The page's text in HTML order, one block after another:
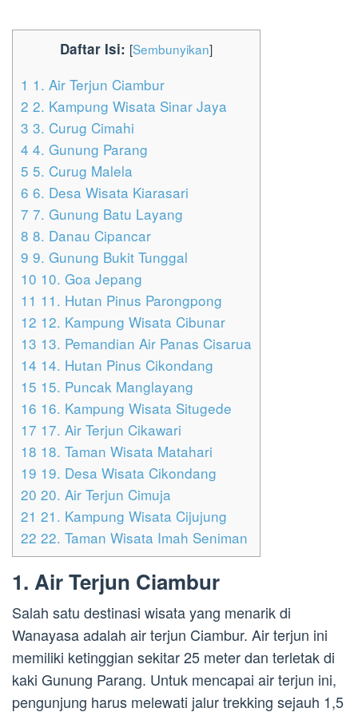
Daftar Isi: [Sembunyikan]
1 1. Air Terjun Ciambur
2 2. Kampung Wisata Sinar Jaya
3 3. Curug Cimahi
4 4. Gunung Parang
5 5. Curug Malela
6 6. Desa Wisata Kiarasari
7 7. Gunung Batu Layang
8 8. Danau Cipancar
9 9. Gunung Bukit Tunggal
10 10. Goa Jepang
11 11. Hutan Pinus Parongpong
12 12. Kampung Wisata Cibunar
13 13. Pemandian Air Panas Cisarua
14 14. Hutan Pinus Cikondang
15 15. Puncak Manglayang
16 16. Kampung Wisata Situgede
17 17. Air Terjun Cikawari
18 18. Taman Wisata Matahari
19 19. Desa Wisata Cikondang
20 20. Air Terjun Cimuja
21 21. Kampung Wisata Cijujung
22 22. Taman Wisata Imah Seniman
1. Air Terjun Ciambur
Salah satu destinasi wisata yang menarik di
Wanayasa adalah air terjun Ciambur. Air terjun ini
memiliki ketinggian sekitar 25 meter dan terletak di
kaki Gunung Parang. Untuk mencapai air terjun ini,
pengunjung harus melewati jalur trekking sejauh 1,5